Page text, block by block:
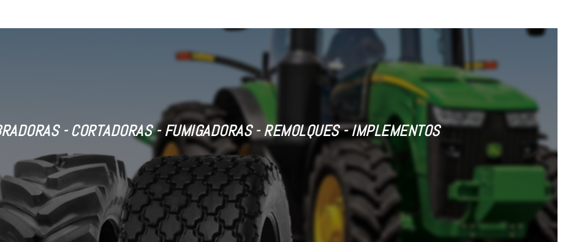
- CORTADORAS - FUMIGADORAS - REMOLQUES - IMPLEMENTOS